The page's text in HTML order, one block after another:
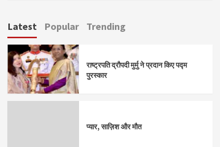
Latest Popular Trending
राष्ट्रपति द्रौपदी मुर्मु ने प्रदान किए पद्म
पुरस्कार
प्यार, साज़िश और मौत